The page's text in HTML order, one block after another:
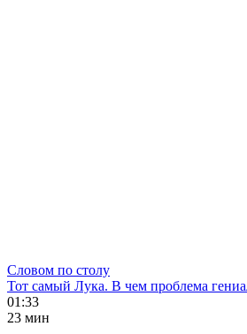
Словом по столу
Тот самый Лука. В чем проблема
01:33
23 мин